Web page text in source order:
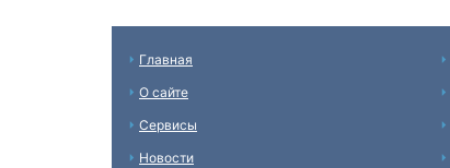
Главная
О сайте
Сервисы
Новости